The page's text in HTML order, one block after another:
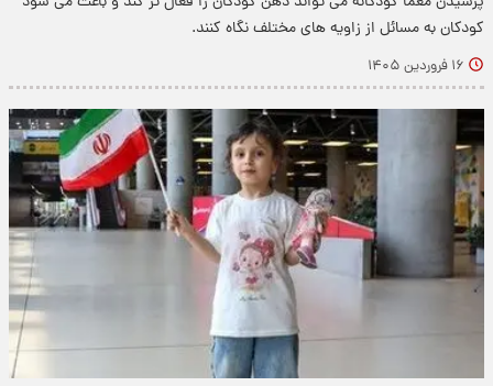
کودکان به مسائل از زاویه های مختلف نگاه کنند.
۱۶ فروردین ۱۴۰۵